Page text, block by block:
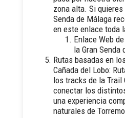
zona alta. Si quieres
Senda de Málaga
en este enlace toda
Enlace Web
la Gran Senda
Rutas basadas en
Cañada del Lobo:
los tracks de la Trail
conectar los
una experiencia
naturales de